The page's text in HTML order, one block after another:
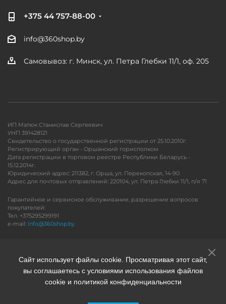
+375 44 757-88-00
info@360shop.by
Самовывоз: г. Минск, ул. Петра Глебки 11/1, оф. 205
ИП Матюк Станислав Сергеевич
УНП 391428121
Свидетельство о государственной регистрации от 25.10.2010г.
Регистрирующий орган - Оршанский горисполком
Дата регистрации в торговом реестре Республики Беларусь -
15.12.2014г.
Юридический адрес: 211382, г. Орша, ул. Перекопская, 14-90
Адрес для почтовых отправлений: 220104, ул. Петра Глебки 11/1, п/я 71
Гарантийное и сервисное обслуживание, разрешение вопросов
покупателей:
Тел. +375295299191
e-mail: info@360shop.by
Сайт использует файлы cookie. Просматривая этот сайт,
вы соглашаетесь с условиями использования файлов
cookie и политикой конфиденциальности